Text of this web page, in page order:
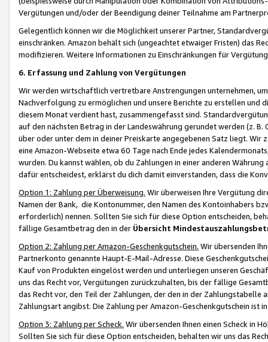
Vergütungen und/oder der Beendigung deiner Teilnahme am
Gelegentlich können wir die Möglichkeit unserer Partner,
einschränken. Amazon behält sich (ungeachtet etwaiger Fristen) das
modifizieren. Weitere Informationen zu Einschränkungen für
6. Erfassung und Zahlung von Vergütungen
Wir werden wirtschaftlich vertretbare Anstrengungen unternehmen,
Nachverfolgung zu ermöglichen und unsere Berichte zu erstellen und
diesem Monat verdient hast, zusammengefasst sind.
auf den nächsten Betrag in der Landeswährung gerundet werden (z.
über oder unter dem in deiner Preiskarte angegebenen Satz liegt.
eine Amazon-Webseite etwa 60 Tage nach Ende jedes
wurden. Du kannst wählen, ob du Zahlungen in einer anderen
dafür entscheidest, erklärst du dich damit einverstanden, dass die
Option 1: Zahlung per Überweisung. Wir überweisen Ihre Vergütung
Namen der Bank, die Kontonummer, den Namen des Kontoinhabers
erforderlich) nennen. Sollten Sie sich für diese Option entscheiden,
fällige Gesamtbetrag den in der Übersicht
Option 2: Zahlung per Amazon-Geschenkgutschein. Wir übersenden
Partnerkonto genannte Haupt-E-Mail-Adresse. Diese
Kauf von Produkten eingelöst werden und unterliegen unseren
uns das Recht vor, Vergütungen zurückzuhalten, bis der fällige
das Recht vor, den Teil der Zahlungen, der den in der
Zahlungsart angibst. Die Zahlung per Amazon-Geschenkgutschein ist
Option 3: Zahlung per Scheck. Wir übersenden Ihnen einen Scheck in
Sollten Sie sich für diese Option entscheiden, behalten wir uns das